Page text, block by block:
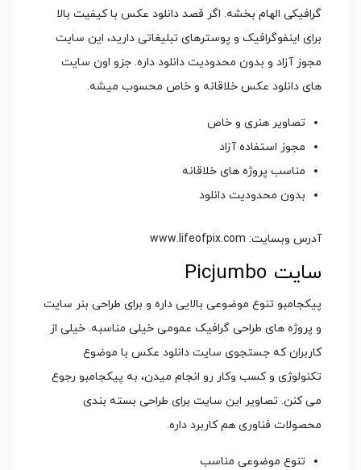
گرافیکی الهام بخشه. اگر قصد دانلود عکس با کیفیت بالا
برای اینفوگرافیک و پوسترهای تبلیغاتی دارید، این سایت
مجوز آزاد و بدون محدودیت دانلود داره. جزو اون سایت
های دانلود عکس خلاقانه و خاص محسوب میشه.
تصاویر هنری و خاص
مجوز استفاده آزاد
مناسب پروژه های خلاقانه
بدون محدودیت دانلود
آدرس وبسایت: www.lifeofpix.com
سایت Picjumbo
پیکجامبو تنوع موضوعی بالایی داره و برای طراحی بنر سایت
و پروژه های طراحی گرافیک عمومی خیلی مناسبه. خیلی از
کاربران که جستجوی سایت دانلود عکس با موضوع
تکنولوژی و کسب وکار رو انجام میدن، به پیکجامبو رجوع
می کنن. تصاویر این سایت برای طراحی بسته بندی
محصولات فناوری هم کاربرد داره.
تنوع موضوعی مناسب